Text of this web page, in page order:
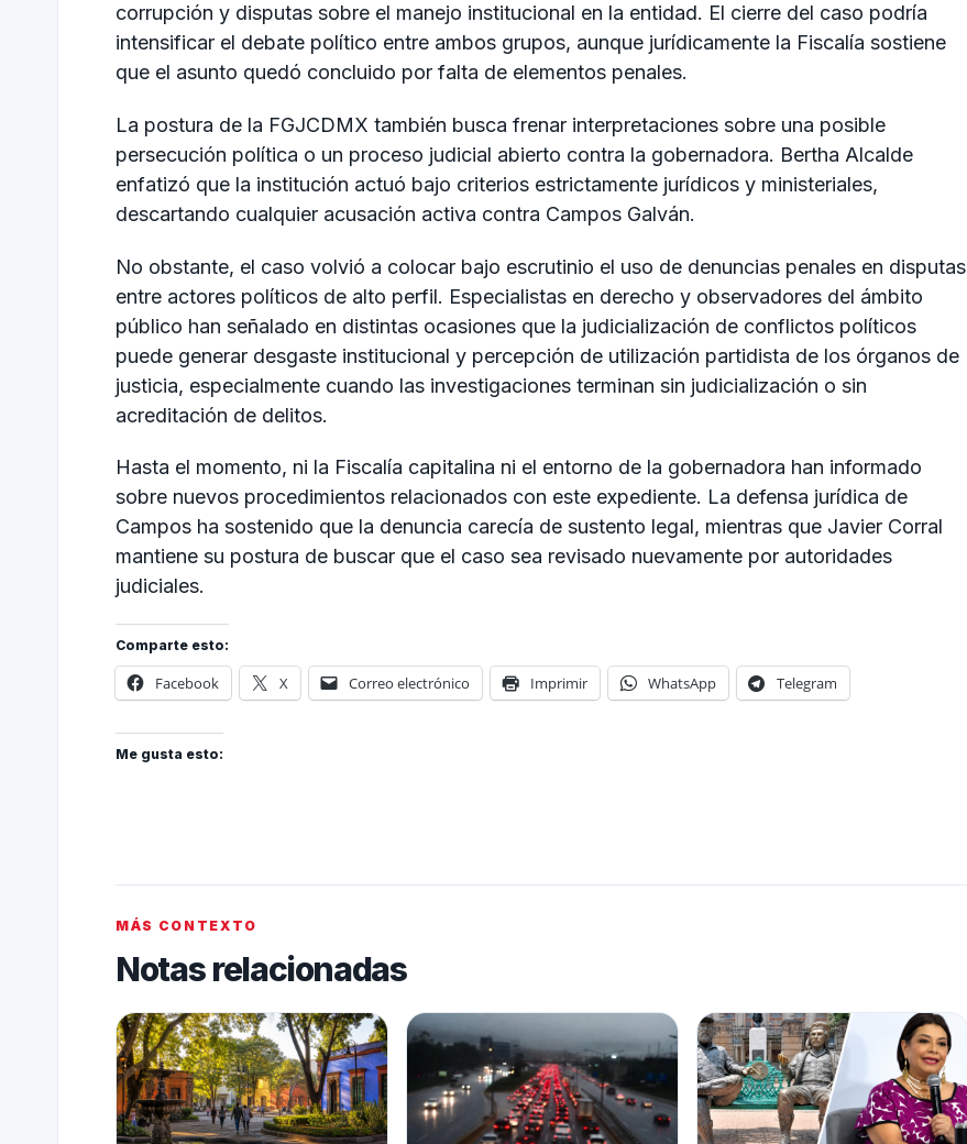
corrupción y disputas sobre el manejo institucional en la entidad. El cierre del caso podría
intensificar el debate político entre ambos grupos, aunque jurídicamente la Fiscalía sostiene
que el asunto quedó concluido por falta de elementos penales.
La postura de la FGJCDMX también busca frenar interpretaciones sobre una posible
persecución política o un proceso judicial abierto contra la gobernadora. Bertha Alcalde
enfatizó que la institución actuó bajo criterios estrictamente jurídicos y ministeriales,
descartando cualquier acusación activa contra Campos Galván.
No obstante, el caso volvió a colocar bajo escrutinio el uso de denuncias penales en disputas
entre actores políticos de alto perfil. Especialistas en derecho y observadores del ámbito
público han señalado en distintas ocasiones que la judicialización de conflictos políticos
puede generar desgaste institucional y percepción de utilización partidista de los órganos de
justicia, especialmente cuando las investigaciones terminan sin judicialización o sin
acreditación de delitos.
Hasta el momento, ni la Fiscalía capitalina ni el entorno de la gobernadora han informado
sobre nuevos procedimientos relacionados con este expediente. La defensa jurídica de
Campos ha sostenido que la denuncia carecía de sustento legal, mientras que Javier Corral
mantiene su postura de buscar que el caso sea revisado nuevamente por autoridades
judiciales.
Comparte esto:
Facebook X Correo electrónico Imprimir WhatsApp Telegram
Me gusta esto:
MÁS CONTEXTO
Notas relacionadas